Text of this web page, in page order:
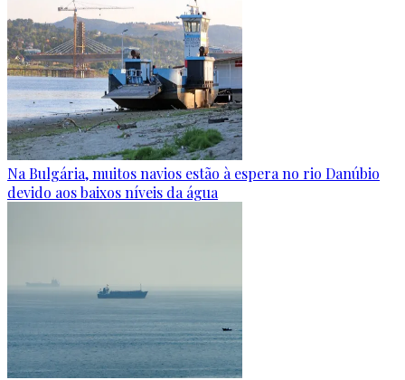
Na Bulgária, muitos navios estão à espera no rio Danúbio
devido aos baixos níveis da água